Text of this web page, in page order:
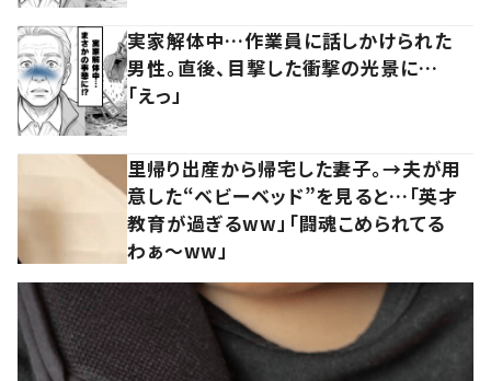
実家解体中…作業員に話しかけられた
男性。直後、目撃した衝撃の光景に…
「えっ」
里帰り出産から帰宅した妻子。→夫が用
意した“ベビーベッド”を見ると…「英才
教育が過ぎるww」「闘魂こめられてる
わぁ～ww」